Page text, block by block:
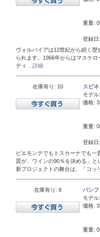
重量:
登録
ヴォルパイアは12世紀から続く
られます。1966年からはマスケ
ディ
...詳細
在庫有り: 10
スピ
モデル:
価格:
重量:
登録
ピエモンテでもトスカーナでも
質が、ワインの90％を決める」
新プロジェクトの舞台は、「コ
在庫有り: 6
バン
モデル:
価格:
重量: